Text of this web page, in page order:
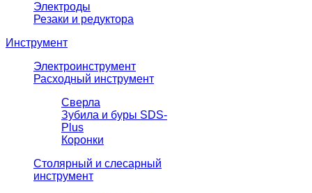
Электроды
Резаки и редуктора
Инструмент
Электроинструмент
Расходный инструмент
Сверла
Зубила и буры SDS-
Plus
Коронки
Столярный и слесарный
инструмент